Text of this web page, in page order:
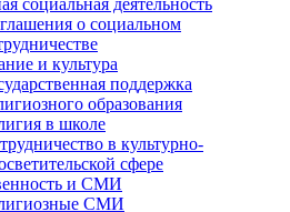
социальная деятельность
о социальном
и культура
поддержка
образования
в школе
в культурно-
сфере
и СМИ
СМИ